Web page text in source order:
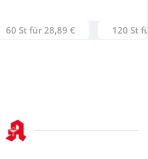
60 St für 28,89 € 120 St